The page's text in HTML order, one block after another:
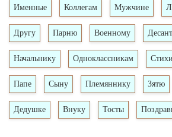
Именные Коллегам Мужчине
Другу Парню Военному
Начальнику Одноклассникам Стихи
Папе Сыну Племяннику Зятю
Дедушке Внуку Тосты